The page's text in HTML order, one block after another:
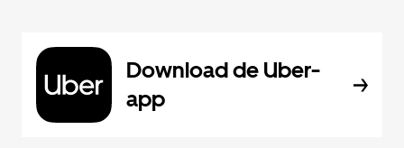
Download de Uber-
app